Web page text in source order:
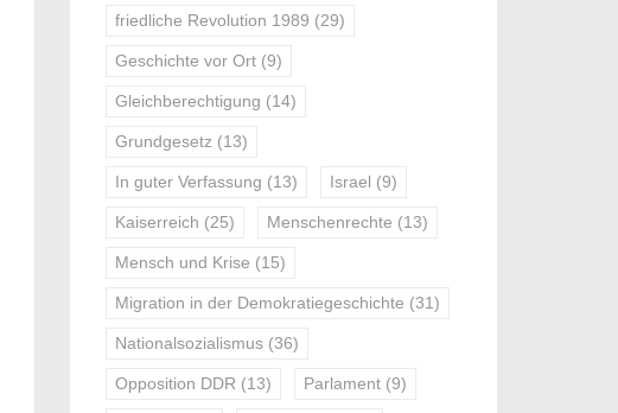
friedliche Revolution 1989 (29)
Geschichte vor Ort (9)
Gleichberechtigung (14)
Grundgesetz (13)
In guter Verfassung (13) Israel (9)
Kaiserreich (25) Menschenrechte (13)
Mensch und Krise (15)
Migration in der Demokratiegeschichte (31)
Nationalsozialismus (36)
Opposition DDR (13) Parlament (9)